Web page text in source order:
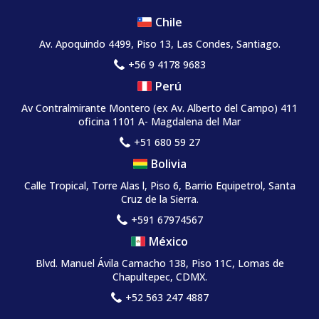
Chile
Av. Apoquindo 4499, Piso 13, Las Condes, Santiago.
+56 9 4178 9683
Perú
Av Contralmirante Montero (ex Av. Alberto del Campo) 411
oficina 1101 A- Magdalena del Mar
+51 680 59 27
Bolivia
Calle Tropical, Torre Alas l, Piso 6, Barrio Equipetrol, Santa
Cruz de la Sierra.
+591 67974567
México
Blvd. Manuel Ávila Camacho 138, Piso 11C, Lomas de
Chapultepec, CDMX.
+52 563 247 4887